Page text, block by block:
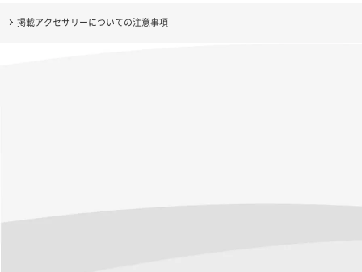
掲載アクセサリーについての注意事項